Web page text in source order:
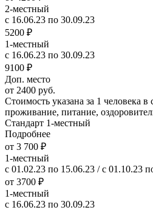
2-местный
с 16.06.23 по 30.09.23
5200 ₽
1-местный
с 16.06.23 по 30.09.23
9100 ₽
Доп. место
от 2400 руб.
Стоимость указана за 1 человека
проживание, питание,
Стандарт 1-местный
Подробнее
от 3 700 ₽
1-местный
с 01.02.23 по 15.06.23 / с 01.10.23
от 3700 ₽
1-местный
с 16.06.23 по 30.09.23